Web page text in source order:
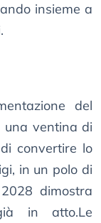
insieme a
del
una ventina di
convertire lo
in un polo di
dimostra
in atto.Le